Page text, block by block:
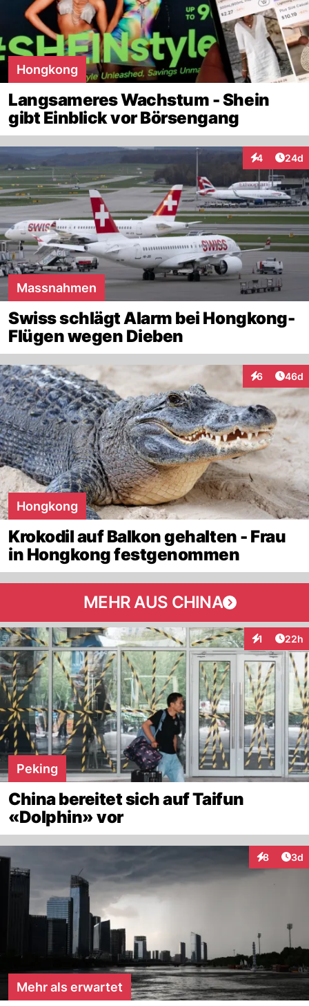
Hongkong
Langsameres Wachstum - Shein
gibt Einblick vor Börsengang
4
Interaktionen
24d
Massnahmen
Swiss schlägt Alarm bei Hongkong-
Flügen wegen Dieben
6
Interaktionen
46d
Hongkong
Krokodil auf Balkon gehalten - Frau
in Hongkong festgenommen
MEHR AUS CHINA
1
Interaktionen
22h
Peking
China bereitet sich auf Taifun
«Dolphin» vor
8 3d
Mehr als erwartet